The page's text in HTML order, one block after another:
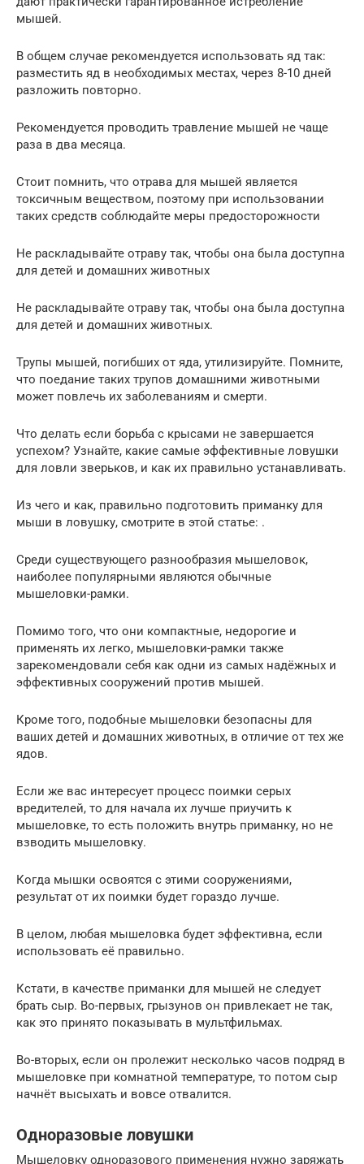
мышей.
В общем случае рекомендуется использовать яд так:
разместить яд в необходимых местах, через 8-10 дней
разложить повторно.
Рекомендуется проводить травление мышей не чаще
раза в два месяца.
Стоит помнить, что отрава для мышей является
токсичным веществом, поэтому при использовании
таких средств соблюдайте меры предосторожности
Не раскладывайте отраву так, чтобы она была доступна
для детей и домашних животных
Не раскладывайте отраву так, чтобы она была доступна
для детей и домашних животных.
Трупы мышей, погибших от яда, утилизируйте. Помните,
что поедание таких трупов домашними животными
может повлечь их заболеваниям и смерти.
Что делать если борьба с крысами не завершается
успехом? Узнайте, какие самые эффективные ловушки
для ловли зверьков, и как их правильно устанавливать.
Из чего и как, правильно подготовить приманку для
мыши в ловушку, смотрите в этой статье: .
Среди существующего разнообразия мышеловок,
наиболее популярными являются обычные
мышеловки-рамки.
Помимо того, что они компактные, недорогие и
применять их легко, мышеловки-рамки также
зарекомендовали себя как одни из самых надёжных и
эффективных сооружений против мышей.
Кроме того, подобные мышеловки безопасны для
ваших детей и домашних животных, в отличие от тех же
ядов.
Если же вас интересует процесс поимки серых
вредителей, то для начала их лучше приучить к
мышеловке, то есть положить внутрь приманку, но не
взводить мышеловку.
Когда мышки освоятся с этими сооружениями,
результат от их поимки будет гораздо лучше.
В целом, любая мышеловка будет эффективна, если
использовать её правильно.
Кстати, в качестве приманки для мышей не следует
брать сыр. Во-первых, грызунов он привлекает не так,
как это принято показывать в мультфильмах.
Во-вторых, если он пролежит несколько часов подряд в
мышеловке при комнатной температуре, то потом сыр
начнёт высыхать и вовсе отвалится.
Одноразовые ловушки
Мышеловку одноразового применения нужно заряжать